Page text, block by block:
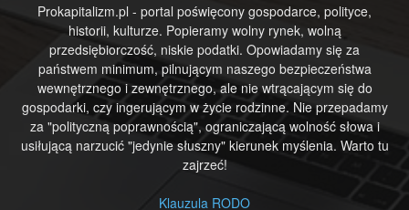
Prokapitalizm.pl - portal poświęcony gospodarce, polityce,
historii, kulturze. Popieramy wolny rynek, wolną
przedsiębiorczość, niskie podatki. Opowiadamy się za
państwem minimum, pilnującym naszego bezpieczeństwa
wewnętrznego i zewnętrznego, ale nie wtrącającym się do
gospodarki, czy ingerującym w życie rodzinne. Nie przepadamy
za "polityczną poprawnością", ograniczającą wolność słowa i
usiłującą narzucić "jedynie słuszny" kierunek myślenia. Warto tu
zajrzeć!
Klauzula RODO